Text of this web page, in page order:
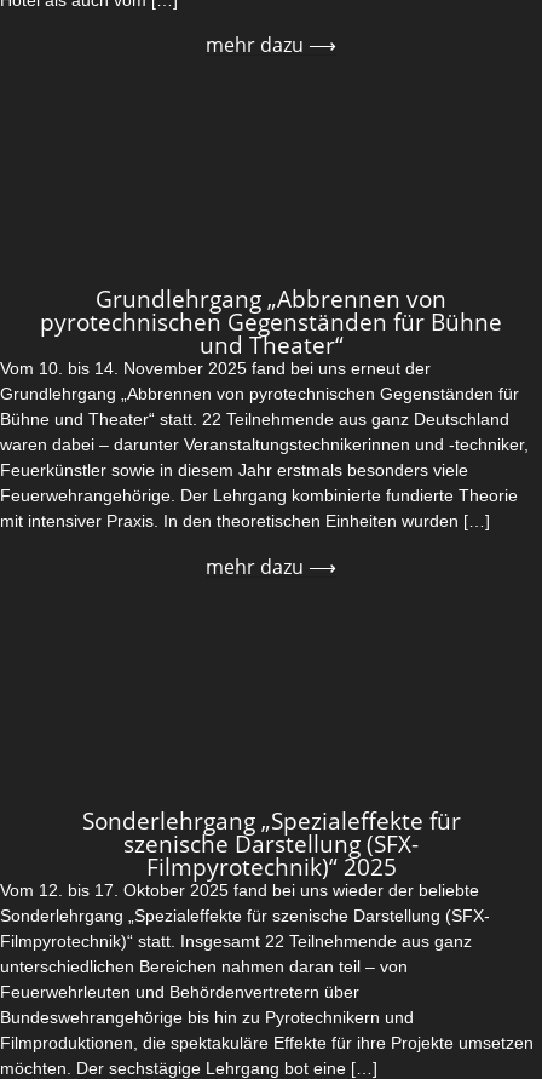
mehr dazu ⟶
Grundlehrgang „Abbrennen von
pyrotechnischen Gegenständen für Bühne
und Theater“
Vom 10. bis 14. November 2025 fand bei uns erneut der
Grundlehrgang „Abbrennen von pyrotechnischen Gegenständen für
Bühne und Theater“ statt. 22 Teilnehmende aus ganz Deutschland
waren dabei – darunter Veranstaltungstechnikerinnen und -techniker,
Feuerkünstler sowie in diesem Jahr erstmals besonders viele
Feuerwehrangehörige. Der Lehrgang kombinierte fundierte Theorie
mit intensiver Praxis. In den theoretischen Einheiten wurden […]
mehr dazu ⟶
Sonderlehrgang „Spezialeffekte für
szenische Darstellung (SFX-
Filmpyrotechnik)“ 2025
Vom 12. bis 17. Oktober 2025 fand bei uns wieder der beliebte
Sonderlehrgang „Spezialeffekte für szenische Darstellung (SFX-
Filmpyrotechnik)“ statt. Insgesamt 22 Teilnehmende aus ganz
unterschiedlichen Bereichen nahmen daran teil – von
Feuerwehrleuten und Behördenvertretern über
Bundeswehrangehörige bis hin zu Pyrotechnikern und
Filmproduktionen, die spektakuläre Effekte für ihre Projekte umsetzen
möchten. Der sechstägige Lehrgang bot eine […]